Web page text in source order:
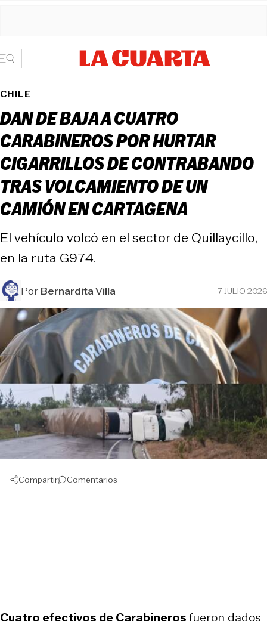
CHILE
DAN DE BAJA A CUATRO
CARABINEROS POR HURTAR
CIGARRILLOS DE CONTRABANDO
TRAS VOLCAMIENTO DE UN
CAMIÓN EN CARTAGENA
El vehículo volcó en el sector de Quillaycillo,
en la ruta G974.
PorBernardita Villa 7 JULIO 2026
Compartir Comentarios
Cuatro efectivos de Carabinerosfueron dados